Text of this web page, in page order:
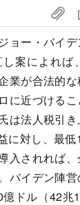
ョー・バイ
案によれば
業が合法的
に近づける
は法人税引
に対し、最
入されれば
バイデン陣
ドル（42兆